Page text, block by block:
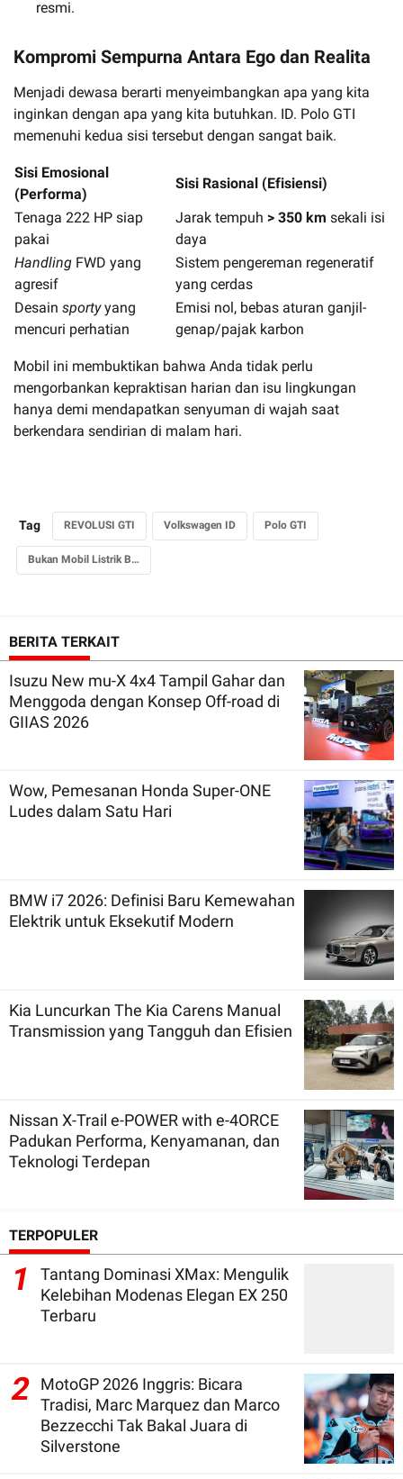
resmi.
Kompromi Sempurna Antara Ego dan Realita
Menjadi dewasa berarti menyeimbangkan apa yang kita
inginkan dengan apa yang kita butuhkan. ID. Polo GTI
memenuhi kedua sisi tersebut dengan sangat baik.
Sisi Emosional
(Performa)
Sisi Rasional (Efisiensi)
Tenaga 222 HP siap
pakai
Jarak tempuh > 350 km sekali isi
daya
Handling FWD yang
agresif
Sistem pengereman regeneratif
yang cerdas
Desain sportyyang
mencuri perhatian
Emisi nol, bebas aturan ganjil-
genap/pajak karbon
Mobil ini membuktikan bahwa Anda tidak perlu
mengorbankan kepraktisan harian dan isu lingkungan
hanya demi mendapatkan senyuman di wajah saat
berkendara sendirian di malam hari.
Tag REVOLUSI GTI Volkswagen ID Polo GTI
Bukan Mobil Listrik Biasa
BERITA TERKAIT
Isuzu New mu-X 4x4 Tampil Gahar dan
Menggoda dengan Konsep Off-road di
GIIAS 2026
Wow, Pemesanan Honda Super-ONE
Ludes dalam Satu Hari
BMW i7 2026: Definisi Baru Kemewahan
Elektrik untuk Eksekutif Modern
Kia Luncurkan The Kia Carens Manual
Transmission yang Tangguh dan Efisien
Nissan X-Trail e-POWER with e-4ORCE
Padukan Performa, Kenyamanan, dan
Teknologi Terdepan
TERPOPULER
1
Tantang Dominasi XMax: Mengulik
Kelebihan Modenas Elegan EX 250
Terbaru
2
MotoGP 2026 Inggris: Bicara
Tradisi, Marc Marquez dan Marco
Bezzecchi Tak Bakal Juara di
Silverstone